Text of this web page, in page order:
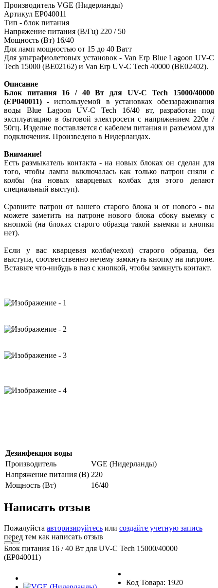
Производитель VGE (Нидерланды)
Артикул EP040011
Тип - блок питания
Напряжение питания (В/Гц) 220 / 50
Мощность (Bт) 16/40
Для ламп мощностью от 15 до 40 Ватт
Для ультрафиолетовых установок - Van Erp Blue Lagoon UV-C
Tech 15000 (BE02162) и Van Erp UV-C Tech 40000 (BE02402).
Описание
Блок питания 16 / 40 Вт для UV-C Tech 15000/40000
(EP040011) - используемой в установках обеззараживания
воды Blue Lagoon UV-C Tech 16/40 вт, разработан под
эксплуатацию в бытовой электросети с напряжением 220в /
50гц. Изделие поставляется с кабелем питания и разъемом для
подключения. Произведено в Нидерландах.
Внимание!
Есть размыкатель контакта - на новых блоках он сделан для
того, чтобы лампа выключалась как только патрон сняли с
колбы (на новых кварцевых колбах для этого делают
специальный выступ).
Сравните патрон от вашего старого блока и от нового - вы
можете заметить на патроне нового блока сбоку выемку с
кнопкой (на блоках старого образца такой выемки и кнопки
нет).
Если у вас кварцевая колба(чехол) старого образца, без
выступа, соответственно нечему замкнуть кнопку на патроне.
Вставьте что-нибудь в паз с кнопкой, чтобы замкнуть контакт.
Дезинфекция воды
Производитель
VGE (Нидерланды)
Напряжение питания (В) 220
Мощность (Вт)
16/40
Написать отзыв
Пожалуйста авторизируйтесь или создайте учетную запись
перед тем как написать отзыв
Блок питания 16 / 40 Вт для UV-C Tech 15000/40000
(EP040011)
Код Товара: 1920